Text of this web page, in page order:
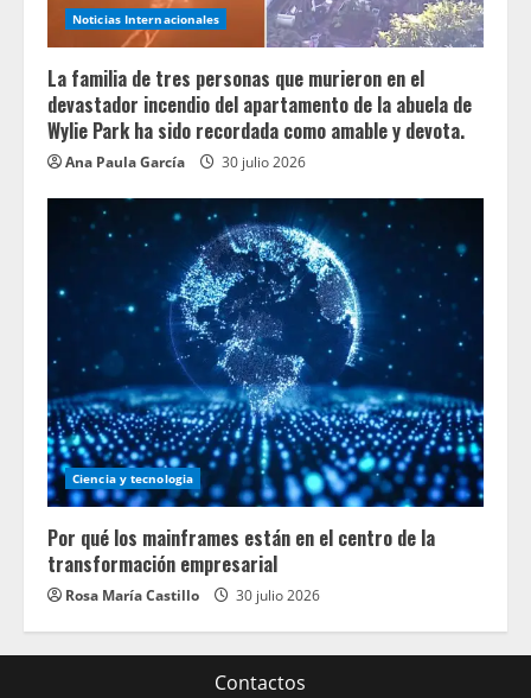
Noticias Internacionales
La familia de tres personas que murieron en el
devastador incendio del apartamento de la abuela de
Wylie Park ha sido recordada como amable y devota.
Ana Paula García 30 julio 2026
Ciencia y tecnologia
Por qué los mainframes están en el centro de la
transformación empresarial
Rosa María Castillo 30 julio 2026
Contactos